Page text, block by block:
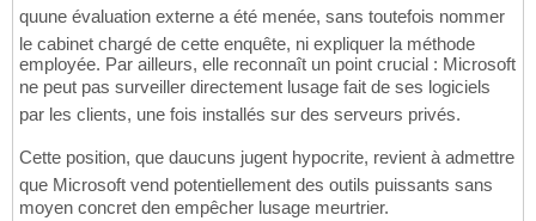
quune évaluation externe a été menée, sans toutefois nommer
le cabinet chargé de cette enquête, ni expliquer la méthode
employée. Par ailleurs, elle reconnaît un point crucial : Microsoft
ne peut pas surveiller directement lusage fait de ses logiciels
par les clients, une fois installés sur des serveurs privés.
Cette position, que daucuns jugent hypocrite, revient à admettre
que Microsoft vend potentiellement des outils puissants sans
moyen concret den empêcher lusage meurtrier.